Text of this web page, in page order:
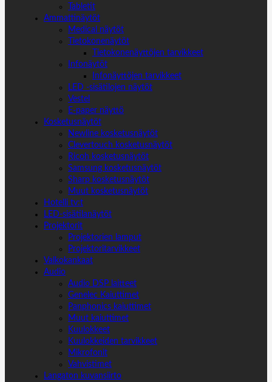
Tabletit
Ammattinäytöt
Medical näytöt
Tietokonenäytöt
Tietokonenäyttöjen tarvikkeet
Infonäytöt
Infonäyttöjen tarvikkeet
LED -sisätilojen näytöt
Vestel
E-paper näyttö
Kosketusnäytöt
Newline kosketusnäytöt
Clevertouch kosketusnäytöt
Ricoh kosketusnäytöt
Samsung kosketusnäytöt
Sharp kosketusnäytöt
Muut kosketusnäytöt
Hotelli tv:t
LED-sisätilanäytöt
Projektorit
Projektorien lamput
Projektoritarvikkeet
Valkokankaat
Audio
Audio DSP laitteet
Genelec Kaiuttimet
Panphonics kaiuttimet
Muut kaiuttimet
Kuulokkeet
Kuulokkeiden tarvikkeet
Mikrofonit
Vahvistimet
Langaton kuvansiirto